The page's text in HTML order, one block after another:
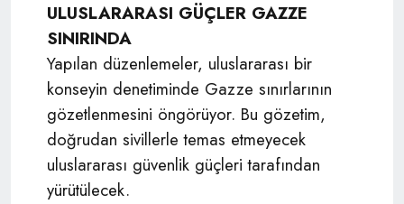
ULUSLARARASI GÜÇLER GAZZE
SINIRINDA
Yapılan düzenlemeler, uluslararası bir
konseyin denetiminde Gazze sınırlarının
gözetlenmesini öngörüyor. Bu gözetim,
doğrudan sivillerle temas etmeyecek
uluslararası güvenlik güçleri tarafından
yürütülecek.